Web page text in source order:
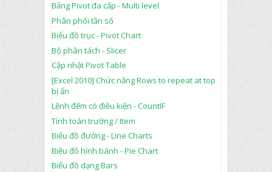
Bảng Pivot đa cấp - Multi level
Phân phối tần số
Biểu đồ trục - Pivot Chart
Bộ phân tách - Slicer
Cập nhật Pivot Table
[Excel 2010] Chức năng Rows to repeat at top
bị ẩn
Lệnh đếm có điều kiện - CountIF
Tính toán trường / Item
Biểu đồ đường - Line Charts
Biều đồ hình bánh - Pie Chart
Biểu đồ dạng Bars